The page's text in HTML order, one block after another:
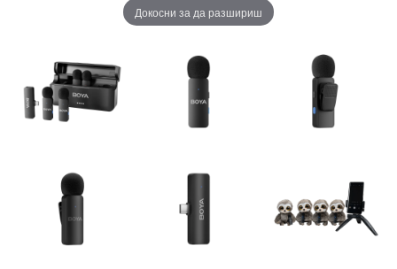
Докосни за да разшириш